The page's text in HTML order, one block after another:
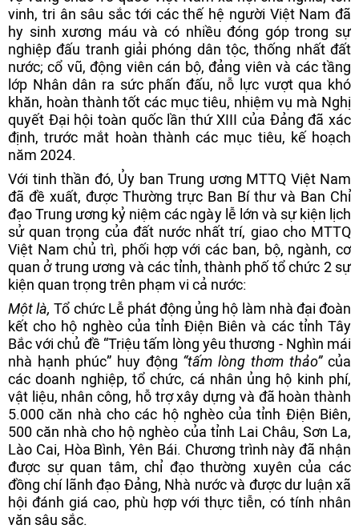
vinh, tri ân sâu sắc tới các thế hệ người Việt Nam đã
hy sinh xương máu và có nhiều đóng góp trong sự
nghiệp đấu tranh giải phóng dân tộc, thống nhất đất
nước; cổ vũ, động viên cán bộ, đảng viên và các tầng
lớp Nhân dân ra sức phấn đấu, nỗ lực vượt qua khó
khăn, hoàn thành tốt các mục tiêu, nhiệm vụ mà Nghị
quyết Đại hội toàn quốc lần thứ XIII của Đảng đã xác
định, trước mắt hoàn thành các mục tiêu, kế hoạch
năm 2024.
Với tinh thần đó, Ủy ban Trung ương MTTQ Việt Nam
đã đề xuất, được Thường trực Ban Bí thư và Ban Chỉ
đạo Trung ương kỷ niệm các ngày lễ lớn và sự kiện lịch
sử quan trọng của đất nước nhất trí, giao cho MTTQ
Việt Nam chủ trì, phối hợp với các ban, bộ, ngành, cơ
quan ở trung ương và các tỉnh, thành phố tổ chức 2 sự
kiện quan trọng trên phạm vi cả nước:
Một là, Tổ chức Lễ phát động ủng hộ làm nhà đại đoàn
kết cho hộ nghèo của tỉnh Điện Biên và các tỉnh Tây
Bắc với chủ đề “Triệu tấm lòng yêu thương - Nghìn mái
nhà hạnh phúc” huy động “tấm lòng thơm thảo”của
các doanh nghiệp, tổ chức, cá nhân ủng hộ kinh phí,
vật liệu, nhân công, hỗ trợ xây dựng và đã hoàn thành
5.000 căn nhà cho các hộ nghèo của tỉnh Điện Biên,
500 căn nhà cho hộ nghèo của tỉnh Lai Châu, Sơn La,
Lào Cai, Hòa Bình, Yên Bái. Chương trình này đã nhận
được sự quan tâm, chỉ đạo thường xuyên của các
đồng chí lãnh đạo Đảng, Nhà nước và được dư luận xã
hội đánh giá cao, phù hợp với thực tiễn, có tính nhân
văn sâu sắc.